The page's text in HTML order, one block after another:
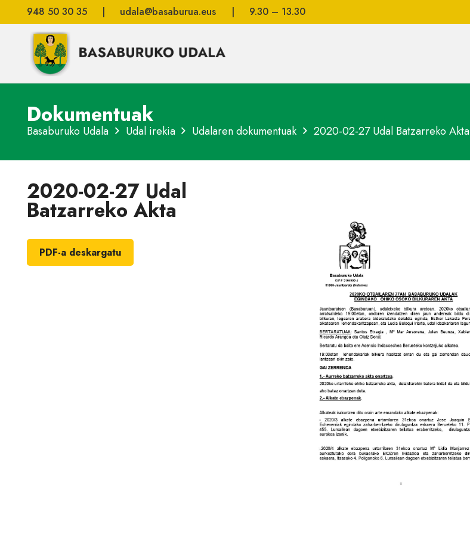
948 50 30 35 | udala@basaburua.eus | 9.30 – 13.30
Dokumentuak
Basaburuko Udala Udal irekia Udalaren dokumentuak 2020-02-27 Udal Batzarreko Akta
2020-02-27 Udal
Batzarreko Akta
PDF-a deskargatu